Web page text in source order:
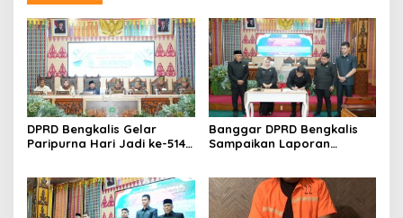
DPRD Bengkalis Gelar
Paripurna Hari Jadi ke-514
Negeri Junjungan.
Banggar DPRD Bengkalis
Sampaikan Laporan
Pelaksanaan APBD Tahun
Anggaran 2025